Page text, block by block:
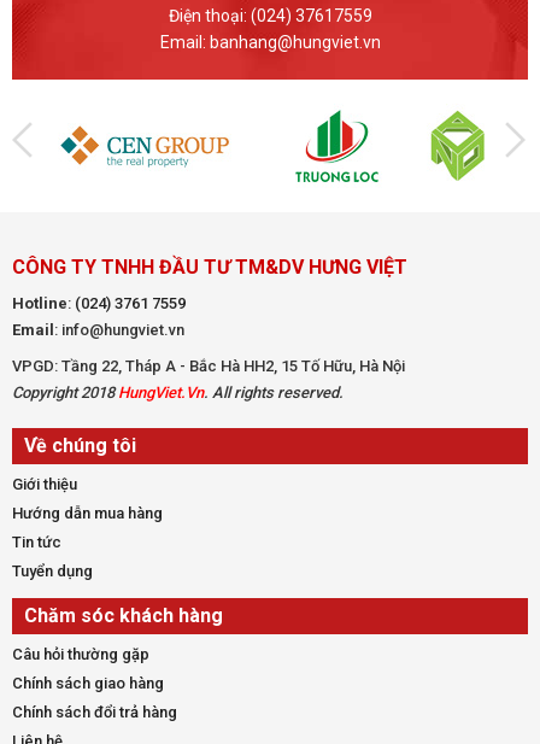
Điện thoại: (024) 37617559
Email: banhang@hungviet.vn
CÔNG TY TNHH ĐẦU TƯ TM&DV HƯNG VIỆT
Hotline: (024) 3761 7559
Email : info@hungviet.vn
VPGD: Tầng 22, Tháp A - Bắc Hà HH2, 15 Tố Hữu, Hà Nội
Copyright 2018HungViet.Vn. All rights reserved.
Về chúng tôi
Giới thiệu
Hướng dẫn mua hàng
Tin tức
Tuyển dụng
Chăm sóc khách hàng
Câu hỏi thường gặp
Chính sách giao hàng
Chính sách đổi trả hàng